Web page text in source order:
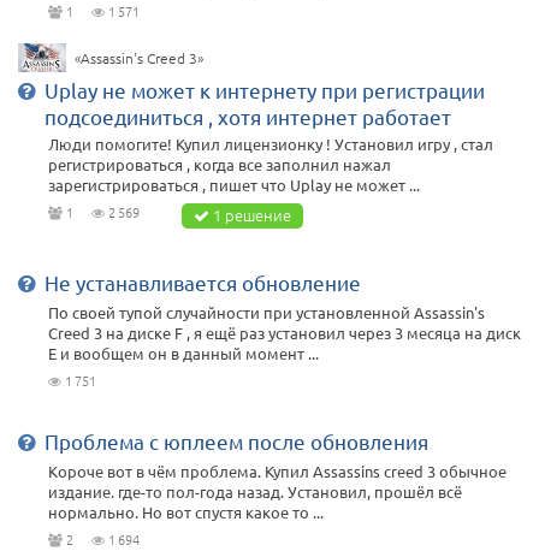
1 1 571
«Assassin's Creed 3»
Uplay не может к интернету при регистрации
подсоединиться , хотя интернет работает
Люди помогите! Купил лицензионку ! Установил игру , стал
регистрироваться , когда все заполнил нажал
зарегистрироваться , пишет что Uplay не может ...
1 2 569 1 решение
Не устанавливается обновление
По своей тупой случайности при установленной Assassin's
Creed 3 на диске F , я ещё раз установил через 3 месяца на диск
E и вообщем он в данный момент ...
1 751
Проблема с юплеем после обновления
Короче вот в чём проблема. Купил Assassins creed 3 обычное
издание. где-то пол-года назад. Установил, прошёл всё
нормально. Но вот спустя какое то ...
2 1 694